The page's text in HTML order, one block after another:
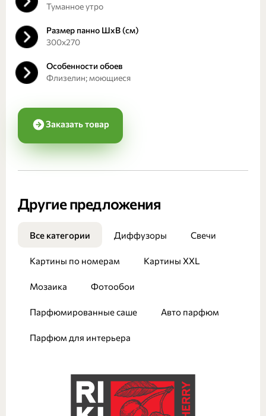
Туманное утро
Размер панно ШхВ (см)
300х270
Особенности обоев
Флизелин; моющиеся
Заказать товар
Другие предложения
Все категории Диффузоры Свечи
Картины по номерам Картины XXL
Мозаика Фотообои
Парфюмированные саше Авто парфюм
Парфюм для интерьера